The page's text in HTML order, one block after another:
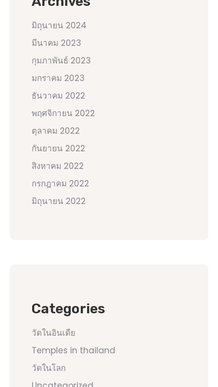
มิถุนายน 2024
มีนาคม 2023
กุมภาพันธ์ 2023
มกราคม 2023
ธันวาคม 2022
พฤศจิกายน 2022
ตุลาคม 2022
กันยายน 2022
สิงหาคม 2022
กรกฎาคม 2022
มิถุนายน 2022
Categories
วัดในอินเดีย
Temples in thailand
วัดในโลก